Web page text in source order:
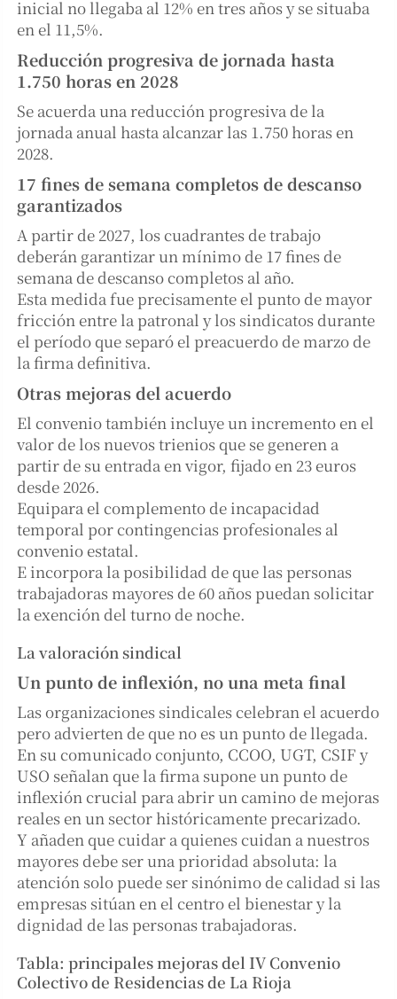
inicial no llegaba al 12% en tres años y se situaba
en el 11,5%.
Reducción progresiva de jornada hasta
1.750 horas en 2028
Se acuerda una reducción progresiva de la
jornada anual hasta alcanzar las 1.750 horas en
2028.
17 fines de semana completos de descanso
garantizados
A partir de 2027, los cuadrantes de trabajo
deberán garantizar un mínimo de 17 fines de
semana de descanso completos al año.
Esta medida fue precisamente el punto de mayor
fricción entre la patronal y los sindicatos durante
el período que separó el preacuerdo de marzo de
la firma definitiva.
Otras mejoras del acuerdo
El convenio también incluye un incremento en el
valor de los nuevos trienios que se generen a
partir de su entrada en vigor, fijado en 23 euros
desde 2026.
Equipara el complemento de incapacidad
temporal por contingencias profesionales al
convenio estatal.
E incorpora la posibilidad de que las personas
trabajadoras mayores de 60 años puedan solicitar
la exención del turno de noche.
La valoración sindical
Un punto de inflexión, no una meta final
Las organizaciones sindicales celebran el acuerdo
pero advierten de que no es un punto de llegada.
En su comunicado conjunto, CCOO, UGT, CSIF y
USO señalan que la firma supone un punto de
inflexión crucial para abrir un camino de mejoras
reales en un sector históricamente precarizado.
Y añaden que cuidar a quienes cuidan a nuestros
mayores debe ser una prioridad absoluta: la
atención solo puede ser sinónimo de calidad si las
empresas sitúan en el centro el bienestar y la
dignidad de las personas trabajadoras.
Tabla: principales mejoras del IV Convenio
Colectivo de Residencias de La Rioja